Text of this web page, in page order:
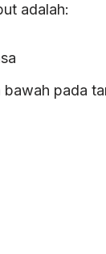
adalah:
pada